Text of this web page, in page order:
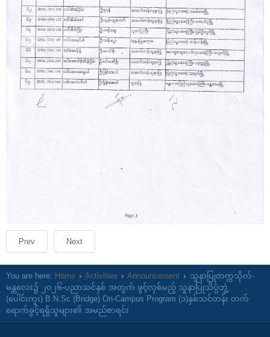
Prev Next
You are here: Home Activities Announcement
သူနာပြုတက္ကသိုလ်-
မန္တလေး၌ ၂၀၂၆-ပညာသင်နှစ် အတွက် ဖွင့်လှစ်မည့် သူနာပြုသိပ္ပံဘွဲ့
(ပေါင်းကူး) B.N.Sc (Bridge) On-Campus Program (၁)နှစ်သင်တန်း တက်
ရောက်ခွင့်ရရှိသူများ၏ အမည်စာရင်း